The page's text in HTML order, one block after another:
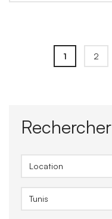
1 2
Rechercher